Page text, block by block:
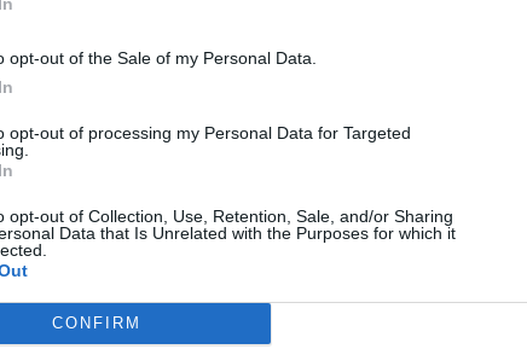
opt-out of the Sale of my Personal Data.
opt-out of processing my Personal Data for Targeted
opt-out of Collection, Use, Retention, Sale, and/or Sharing
Data that Is Unrelated with the Purposes for which it
CONFIRM
Φωκάς, Νομικός, και ο Τάκης
τις νομικές, περιβαλλοντικές
παράλληλα σε ερωτήματα
οι εκπρόσωποι θεσμικών, πολιτικών,
απηύθυναν χαιρετισμό εξέφρασαν
εγκατάσταση ανεμογεννητριών στα
προστασίας ενός ορεινού όγκου με
και πνευματική αξία.